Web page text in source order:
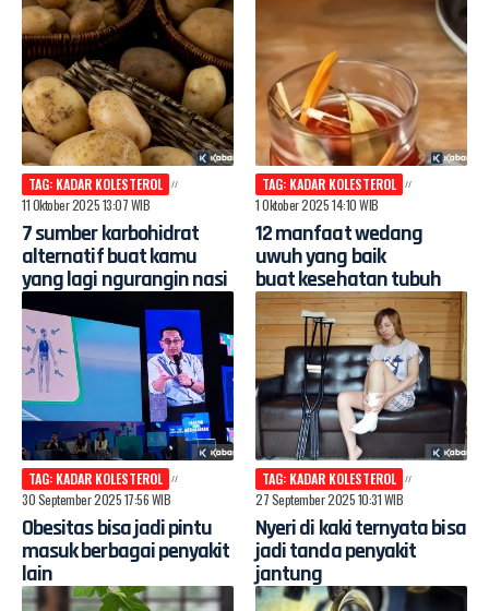
TAG: KADAR KOLESTEROL
11 Oktober 2025 13:07 WIB
7 sumber karbohidrat
alternatif buat kamu
yang lagi ngurangin nasi
TAG: KADAR KOLESTEROL
1 Oktober 2025 14:10 WIB
12 manfaat wedang
uwuh yang baik
buat kesehatan tubuh
TAG: KADAR KOLESTEROL
30 September 2025 17:56 WIB
Obesitas bisa jadi pintu
masuk berbagai penyakit
lain
TAG: KADAR KOLESTEROL
27 September 2025 10:31 WIB
Nyeri di kaki ternyata bisa
jadi tanda penyakit
jantung